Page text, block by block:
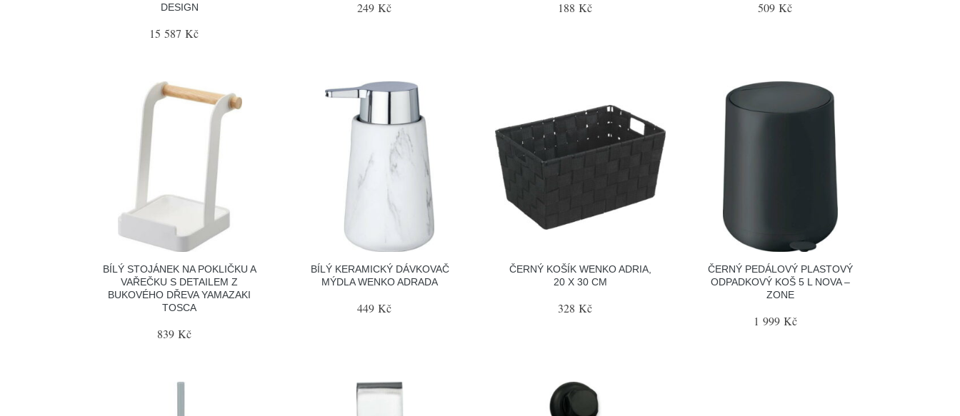
DESIGN
15 587 Kč
249 Kč 188 Kč 509 Kč
BÍLÝ STOJÁNEK NA POKLIČKU A
VAŘEČKU S DETAILEM Z
BUKOVÉHO DŘEVA YAMAZAKI
TOSCA
839 Kč
BÍLÝ KERAMICKÝ DÁVKOVAČ
MÝDLA WENKO ADRADA
449 Kč
ČERNÝ KOŠÍK WENKO ADRIA,
20 X 30 CM
328 Kč
ČERNÝ PEDÁLOVÝ PLASTOVÝ
ODPADKOVÝ KOŠ 5 L NOVA –
ZONE
1 999 Kč